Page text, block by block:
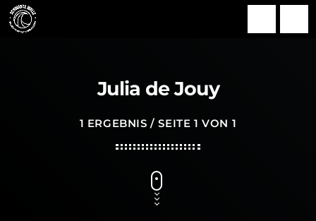
Julia de Jouy
1 ERGEBNIS / SEITE 1 VON 1